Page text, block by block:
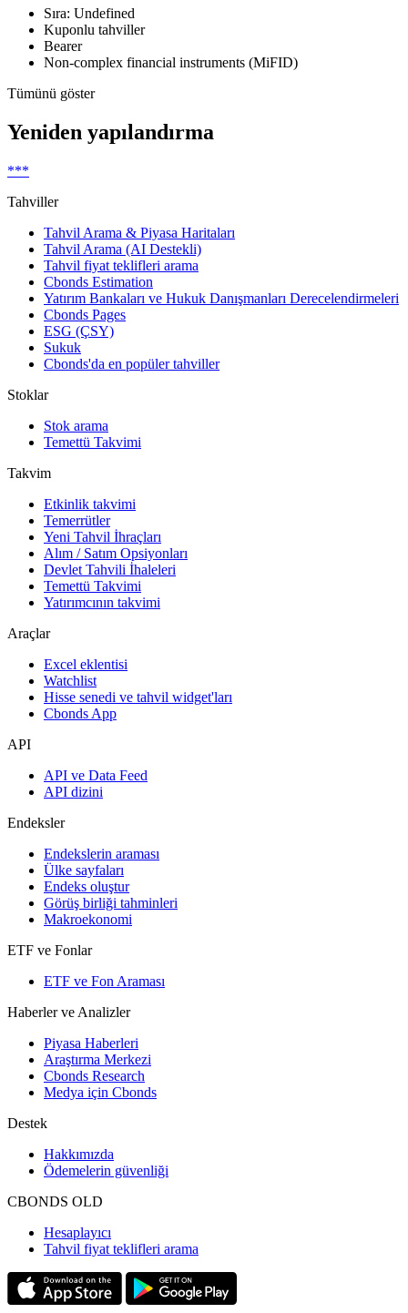
Sıra: Undefined
Kuponlu tahviller
Bearer
Non-complex financial instruments (MiFID)
Tümünü göster
Yeniden yapılandırma
***
Tahviller
Tahvil Arama & Piyasa Haritaları
Tahvil Arama (AI Destekli)
Tahvil fiyat teklifleri arama
Cbonds Estimation
Yatırım Bankaları ve Hukuk Danışmanları Derecelendirmeleri
Cbonds Pages
ESG (ÇSY)
Sukuk
Cbonds'da en popüler tahviller
Stoklar
Stok arama
Temettü Takvimi
Takvim
Etkinlik takvimi
Temerrütler
Yeni Tahvil İhraçları
Alım / Satım Opsiyonları
Devlet Tahvili İhaleleri
Temettü Takvimi
Yatırımcının takvimi
Araçlar
Excel eklentisi
Watchlist
Hisse senedi ve tahvil widget'ları
Cbonds App
API
API ve Data Feed
API dizini
Endeksler
Endekslerin araması
Ülke sayfaları
Endeks oluştur
Görüş birliği tahminleri
Makroekonomi
ETF ve Fonlar
ETF ve Fon Araması
Haberler ve Analizler
Piyasa Haberleri
Araştırma Merkezi
Cbonds Research
Medya için Cbonds
Destek
Hakkımızda
Ödemelerin güvenliği
CBONDS OLD
Hesaplayıcı
Tahvil fiyat teklifleri arama